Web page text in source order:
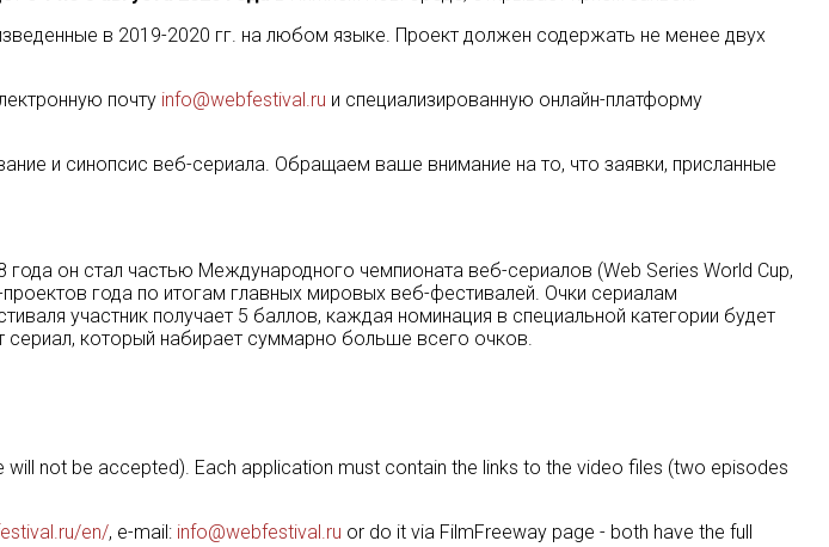
в 2019-2020 гг. на любом языке. Проект должен содержать не менее двух
почту info@webfestival.ru и специализированную онлайн-платформу
и синопсис веб-сериала. Обращаем ваше внимание на то, что заявки, присланные
он стал частью Международного чемпионата веб-сериалов (Web Series World Cup,
года по итогам главных мировых веб-фестивалей. Очки сериалам
участник получает 5 баллов, каждая номинация в специальной категории будет
сериал, который набирает суммарно больше всего очков.
not be accepted). Each application must contain the links to the video files (two episodes
en/, e-mail: info@webfestival.ru or do it via FilmFreeway page - both have the full